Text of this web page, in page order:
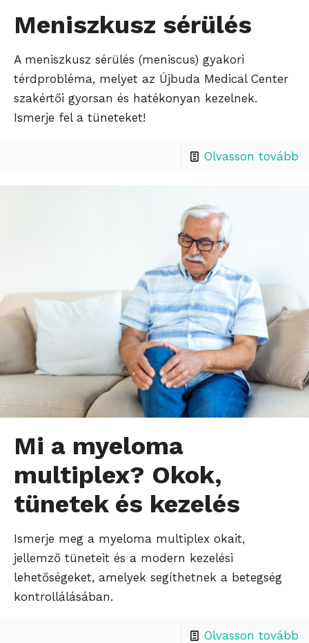
Meniszkusz sérülés
A meniszkusz sérülés (meniscus) gyakori
térdprobléma, melyet az Újbuda Medical Center
szakértői gyorsan és hatékonyan kezelnek.
Ismerje fel a tüneteket!
Olvasson tovább
Mi a myeloma
multiplex? Okok,
tünetek és kezelés
Ismerje meg a myeloma multiplex okait,
jellemző tüneteit és a modern kezelési
lehetőségeket, amelyek segíthetnek a betegség
kontrollálásában.
Olvasson tovább